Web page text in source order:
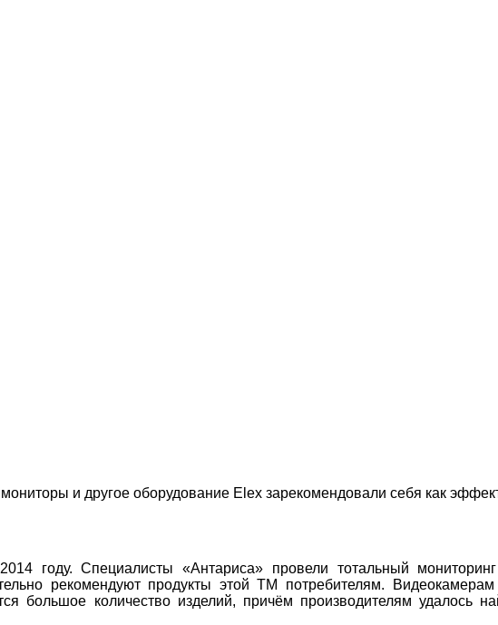
и другое оборудование Elex зарекомендовали себя как
году. Специалисты «Антариса» провели тотальный мониторинг
рекомендуют продукты этой ТМ потребителям.
большое количество изделий, причём производителям удалось